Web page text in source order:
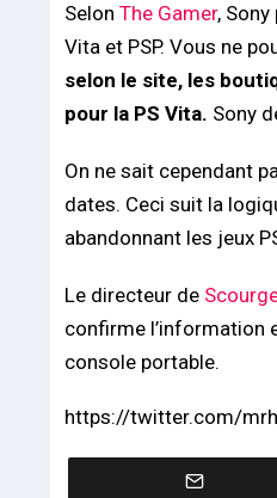
Selon The Gamer,
Vita et PSP. Vous ne
selon le site, les
pour la PS Vita. Sony
On ne sait cependant
dates. Ceci suit la
abandonnant les jeux
Le directeur de
confirme l’information
console portable.
https://twitter.com/